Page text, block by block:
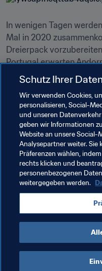
In wenigen Tagen
Mal in 2020
Dreierpack
Portugal erwarten
Abschluss der UEFA
und Lettland (17.11) geht.
Vielleicht gelingt dort
sollte CR7 im Anschluss
sprechen, dann würde
zweifelsohne um ein
Verwandte
Andorra
Schutz Ihrer Daten
Wir verwenden Cookies,
personalisieren, Social-
und unseren
geben wir Informationen
Website an unsere Social-
Analysepartner weiter. Sie
Präferenzen wählen,
rechts klicken und
personenbezogenen
weitergegeben werden.